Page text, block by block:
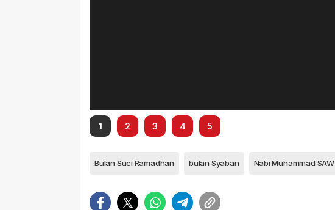
1 2 3 4 5
Bulan Suci Ramadhan bulan Syaban Nabi Muhammad SAW